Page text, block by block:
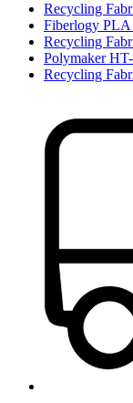
Recycling
Fiberlogy
Recycling
Polymaker
Recycling